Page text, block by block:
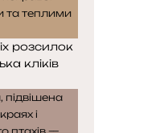
розсилок
кліків